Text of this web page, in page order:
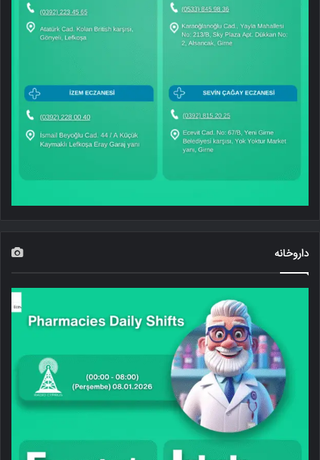
داروخانه